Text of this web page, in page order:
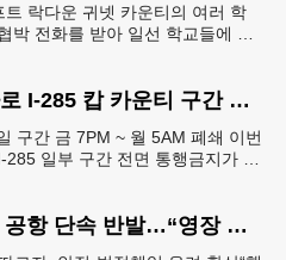
락다운 귀넷 카운티의 여러 학
박 전화를 받아 일선 학교들에 일
주말 포장공사로 I-285 캅 카운티 구간 통행금지
구간 금 7PM ~ 월 5AM 폐쇄 이번
일부 구간 전면 통행금지가 시
항공사들, ICE 공항 단속 반발…“영장 없인 협조 불가”